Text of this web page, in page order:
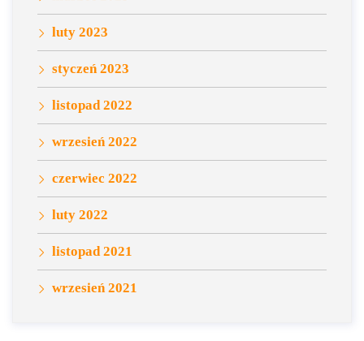
luty 2023
styczeń 2023
listopad 2022
wrzesień 2022
czerwiec 2022
luty 2022
listopad 2021
wrzesień 2021